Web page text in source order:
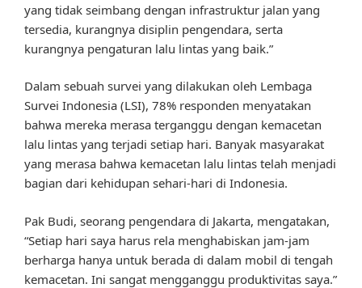
yang tidak seimbang dengan infrastruktur jalan yang
tersedia, kurangnya disiplin pengendara, serta
kurangnya pengaturan lalu lintas yang baik.”
Dalam sebuah survei yang dilakukan oleh Lembaga
Survei Indonesia (LSI), 78% responden menyatakan
bahwa mereka merasa terganggu dengan kemacetan
lalu lintas yang terjadi setiap hari. Banyak masyarakat
yang merasa bahwa kemacetan lalu lintas telah menjadi
bagian dari kehidupan sehari-hari di Indonesia.
Pak Budi, seorang pengendara di Jakarta, mengatakan,
“Setiap hari saya harus rela menghabiskan jam-jam
berharga hanya untuk berada di dalam mobil di tengah
kemacetan. Ini sangat mengganggu produktivitas saya.”